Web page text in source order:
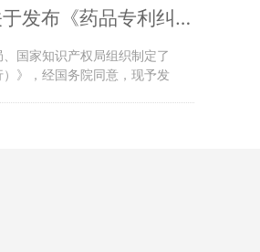
国家药监局 国家知识产权局关于发布《药品专利纠纷早期解决机制实···
国家知识产权局组织制定了
）》，经国务院同意，现予发